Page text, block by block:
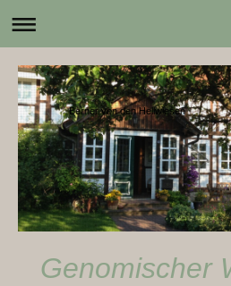
Berner von den Hellwiesen
Genomischer